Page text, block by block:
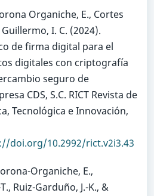
Organiche, E., Cortes
I. C. (2024).
de firma digital para el
digitales con criptografía
seguro de
CDS, S.C. RICT Revista de
Tecnológica e Innovación,
10.2992/rict.v2i3.43
Organiche, E.,
Ruiz-Garduño, J.-K., &